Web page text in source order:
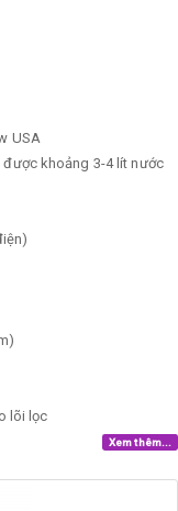
USA
được khoảng 3-4 lít nước
lõi lọc
Xem thêm...